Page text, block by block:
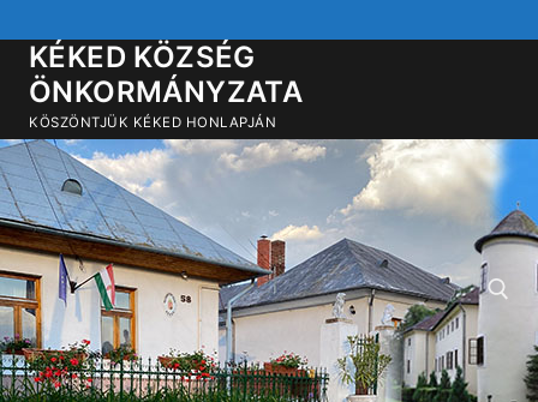
a
tartalomra
KÉKED KÖZSÉG
ÖNKORMÁNYZATA
KÖSZÖNTJÜK KÉKED HONLAPJÁN
Keresése: